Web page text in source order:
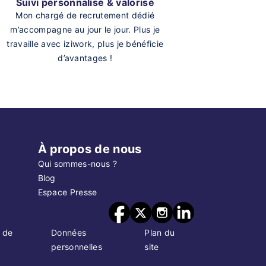
Mon chargé de recrutement dédié
m’accompagne au jour le jour. Plus je
travaille avec iziwork, plus je bénéficie
d’avantages !
À propos de nous
Qui sommes-nous ?
Blog
Espace Presse
de
Données
personnelles
Plan du
site